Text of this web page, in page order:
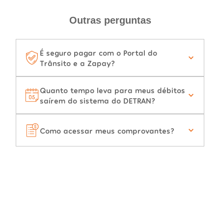
Outras perguntas
É seguro pagar com o Portal do
Trânsito e a Zapay?
Quanto tempo leva para meus débitos
saírem do sistema do DETRAN?
Como acessar meus comprovantes?